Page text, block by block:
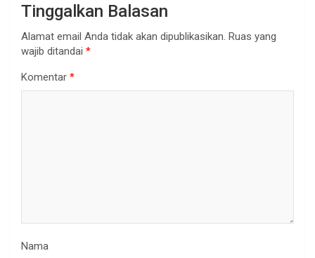
Tinggalkan Balasan
Alamat email Anda tidak akan dipublikasikan. Ruas yang
wajib ditandai *
Komentar *
Nama